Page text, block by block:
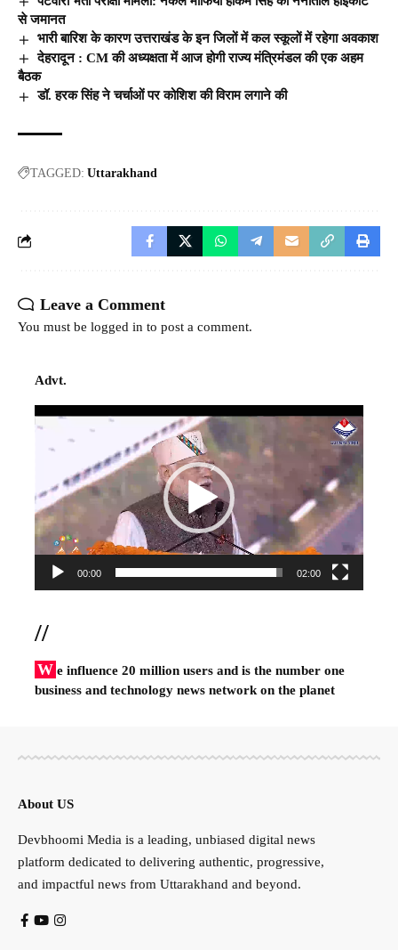
से जमानत
भारी बारिश के कारण उत्तराखंड के इन जिलों में कल स्कूलों में रहेगा अवकाश
देहरादून : CM की अध्यक्षता में आज होगी राज्य मंत्रिमंडल की एक अहम
बैठक
डॉ. हरक सिंह ने चर्चाओं पर कोशिश की विराम लगाने की
TAGGED: Uttarakhand
Leave a Comment
You must be logged in to post a comment.
Advt.
Video
00:00 02:00
//
W e influence 20 million users and is the number one
business and technology news network on the planet
About US
Devbhoomi Media is a leading, unbiased digital news
platform dedicated to delivering authentic, progressive,
and impactful news from Uttarakhand and beyond.